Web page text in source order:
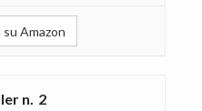
Amazon
2